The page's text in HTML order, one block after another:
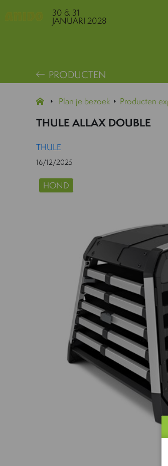
30 & 31
JANUARI 2028
PRODUCTEN
Plan je bezoek Producten
THULE ALLAX DOUBLE
HOND
THULE
16/12/2025